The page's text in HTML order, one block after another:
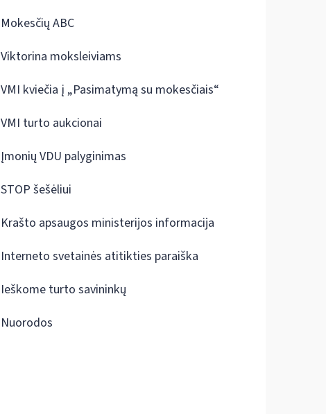
Mokesčių ABC
Viktorina moksleiviams
VMI kviečia į „Pasimatymą su mokesčiais“
VMI turto aukcionai
Įmonių VDU palyginimas
STOP šešėliui
Krašto apsaugos ministerijos informacija
Interneto svetainės atitikties paraiška
Ieškome turto savininkų
Nuorodos